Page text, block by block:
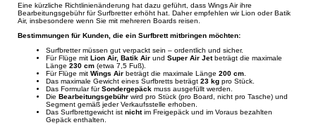
Eine kürzliche Richtlinienänderung hat dazu geführt, dass Wings Air ihre
Bearbeitungsgebühr für Surfbretter erhöht hat. Daher empfehlen wir Lion oder Batik
Air, insbesondere wenn Sie mit mehreren Boards reisen.
Bestimmungen für Kunden, die ein Surfbrett mitbringen möchten:
Surfbretter müssen gut verpackt sein – ordentlich und sicher.
Für Flüge mit Lion Air, Batik Air undSuper Air Jetbeträgt die maximale
Länge230 cm (etwa 7,5 Fuß).
Für Flüge mitWings Air beträgt die maximale Länge200 cm.
Das maximale Gewicht eines Surfbretts beträgt23 kg pro Stück.
Das Formular fürSondergepäck muss ausgefüllt werden.
Die Bearbeitungsgebühr wird pro Stück (pro Board, nicht pro Tasche) und
Segment gemäß jeder Verkaufsstelle erhoben.
Das Surfbrettgewicht istnichtim Freigepäck und im Voraus bezahlten
Gepäck enthalten.